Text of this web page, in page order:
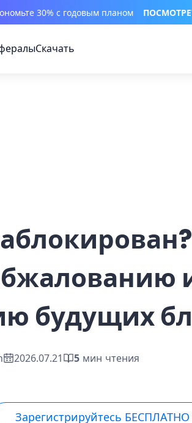
30% с годовым планом
Скачать
будущих
2026.07.21 5 мин чтения
Зарегистрируйтесь БЕСПЛАТНО